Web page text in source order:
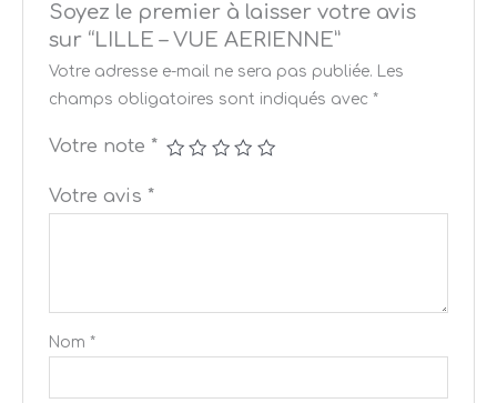
Soyez le premier à laisser votre avis
sur “LILLE – VUE AERIENNE”
Votre adresse e-mail ne sera pas publiée. Les
champs obligatoires sont indiqués avec *
Votre note *
Votre avis *
Nom *